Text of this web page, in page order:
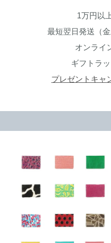
1万円以
最短翌日発送（
オンライ
ギフトラ
プレゼントキャ